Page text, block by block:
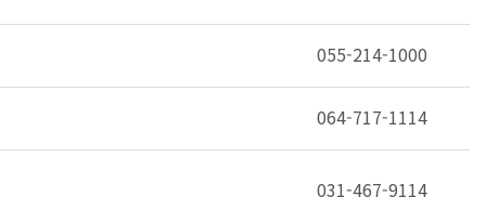
055-214-1000
064-717-1114
031-467-9114